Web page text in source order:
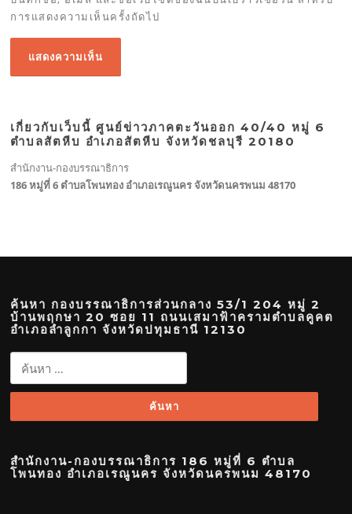
การแสดงความเห็นครั้งถัดไป
เกี่ยวกับเว็บนี้ ศูนย์ข่าวภาคตะวันออก 40/40 หมู่ 6
ตำบลสัตหีบ อำเภอสัตหีบ จังหวัดชลบุรี 20180
สำนักงาน-กองบรรณาธิการ
186 หมู่ที่ 6 ตำบลโพนทอง อำเภอเรณูนคร จังหวัดนครพนม 48170
ค้นหา กองบรรณาธิการส่วนกลาง 53/1 204 หมู่ 2
บ้านพฤกษา 20 ซอย 11 ถนนเสมาฟ้าครามตำบลคูคต
อำเภอลำลูกกา จังหวัดปทุมธานี 12130
ค้นหา
สำหรับ:
สำนักงาน-กองบรรณาธิการ 186 หมู่ที่ 6 ตำบล
โพนทอง อำเภอเรณูนคร จังหวัดนครพนม 48170